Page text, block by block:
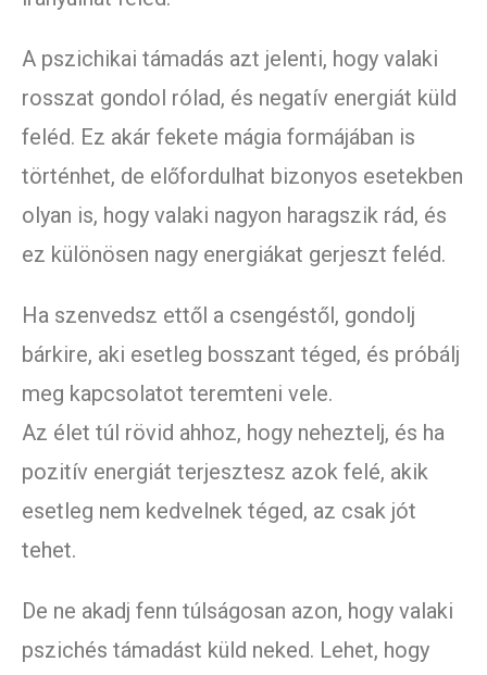
A pszichikai támadás azt jelenti, hogy valaki
rosszat gondol rólad, és negatív energiát küld
feléd. Ez akár fekete mágia formájában is
történhet, de előfordulhat bizonyos esetekben
olyan is, hogy valaki nagyon haragszik rád, és
ez különösen nagy energiákat gerjeszt feléd.
Ha szenvedsz ettől a csengéstől, gondolj
bárkire, aki esetleg bosszant téged, és próbálj
meg kapcsolatot teremteni vele.
Az élet túl rövid ahhoz, hogy neheztelj, és ha
pozitív energiát terjesztesz azok felé, akik
esetleg nem kedvelnek téged, az csak jót
tehet.
De ne akadj fenn túlságosan azon, hogy valaki
pszichés támadást küld neked. Lehet, hogy